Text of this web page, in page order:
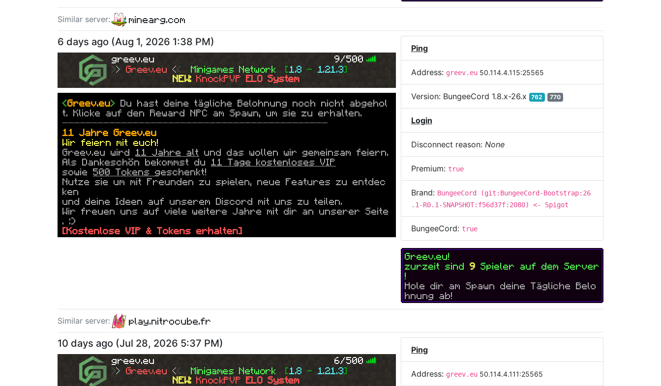
Similar server:
minearg.com
6 days ago (Aug 1, 2026 1:38 PM)
greev.eu
9/500
>> Greev.eu << Minigames Network [1.8 - 1.21.3]
NEW: KnockPVP ELO System
<Greev.eu> Du hast deine tägliche Belohnung noch nicht abgehol
t. Klicke auf den Reward NPC am Spawn, um sie zu erhalten.
---------------------------------------------
11 Jahre Greev.eu
Wir feiern mit euch!
Greev.eu wird 11 Jahre alt und das wollen wir gemeinsam feiern.
Als Dankeschön bekommst du 11 Tage kostenloses VIP
sowie 500 Tokens geschenkt!
Nutze sie um mit Freunden zu spielen, neue Features zu entdec
ken
und deine Ideen auf unserem Discord mit uns zu teilen.
Wir freuen uns auf viele weitere Jahre mit dir an unserer Seite
. :)
[Kostenlose VIP & Tokens erhalten]
---------------------------------------------
Ping
Address: greev.eu 50.114.4.115:25565
Version: BungeeCord 1.8.x-26.x 762 770
Login
Disconnect reason: None
Premium: true
Brand: BungeeCord (git:BungeeCord-Bootstrap:26
.1-R0.1-SNAPSHOT:f56d37f:2080) <- Spigot
BungeeCord: true
Greev.eu!
zurzeit sind 9 Spieler auf dem Server
!
Hole dir am Spawn deine Tägliche Belo
hnung ab!
Similar server:
play.nitrocube.fr
10 days ago (Jul 28, 2026 5:37 PM)
greev.eu
6/500
>> Greev.eu << Minigames Network [1.8 - 1.21.3]
NEW: KnockPVP ELO System
Ping
Address: greev.eu 50.114.4.111:25565